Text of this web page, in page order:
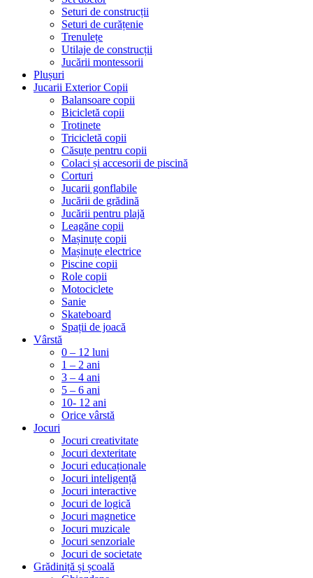
Seturi de construcții
Seturi de curățenie
Trenulețe
Utilaje de construcții
Jucării montessorii
Plușuri
Jucarii Exterior Copii
Balansoare copii
Bicicletă copii
Trotinete
Tricicletă copii
Căsuțe pentru copii
Colaci și accesorii de piscină
Corturi
Jucarii gonflabile
Jucării de grădină
Jucării pentru plajă
Leagăne copii
Mașinuțe copii
Mașinuțe electrice
Piscine copii
Role copii
Motociclete
Sanie
Skateboard
Spații de joacă
Vârstă
0 – 12 luni
1 – 2 ani
3 – 4 ani
5 – 6 ani
10- 12 ani
Orice vârstă
Jocuri
Jocuri creativitate
Jocuri dexteritate
Jocuri educaționale
Jocuri inteligență
Jocuri interactive
Jocuri de logică
Jocuri magnetice
Jocuri muzicale
Jocuri senzoriale
Jocuri de societate
Grădiniță și școală